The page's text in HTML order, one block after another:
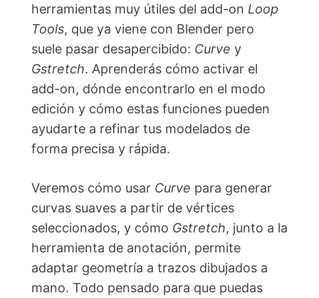
optimización de geometría
5 lecciones
Módulo 3: Flujo de trabajo eficiente y
productividad en Blender
1 lección
Módulo 5: Materiales y renderizado
con calidad profesional
3 lecciones
herramientas muy útiles del add-on Loop
Tools, que ya viene con Blender pero
suele pasar desapercibido: Curve y
Gstretch. Aprenderás cómo activar el
add-on, dónde encontrarlo en el modo
edición y cómo estas funciones pueden
ayudarte a refinar tus modelados de
forma precisa y rápida.
Veremos cómo usar Curve para generar
curvas suaves a partir de vértices
seleccionados, y cómo Gstretch, junto a la
herramienta de anotación, permite
adaptar geometría a trazos dibujados a
mano. Todo pensado para que puedas